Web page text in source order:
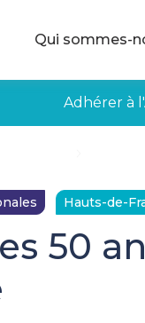
Qui sommes-
Adhérer à
Hauts-de-
50